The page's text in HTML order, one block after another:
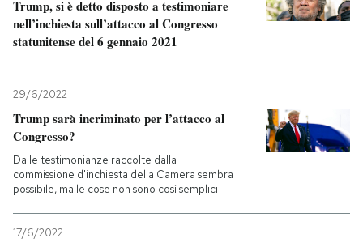
Trump, si è detto disposto a testimoniare
nell’inchiesta sull’attacco al Congresso
statunitense del 6 gennaio 2021
29/6/2022
Trump sarà incriminato per l’attacco al
Congresso?
Dalle testimonianze raccolte dalla
commissione d'inchiesta della Camera sembra
possibile, ma le cose non sono così semplici
17/6/2022